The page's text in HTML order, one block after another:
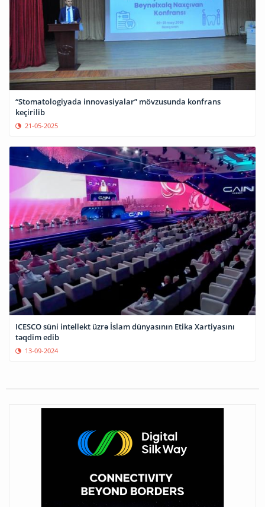
“Stomatologiyada innovasiyalar” mövzusunda konfrans
keçirilib
21-05-2025
ICESCO süni intellekt üzrə İslam dünyasının Etika Xartiyasını
təqdim edib
13-09-2024